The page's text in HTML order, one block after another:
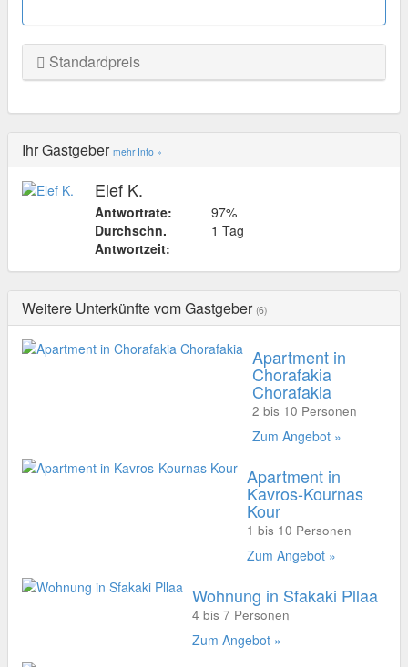
Standardpreis
Ihr Gastgeber mehr Info »
Elef K.
Antwortrate:
97%
Durchschn.
Antwortzeit:
1 Tag
Weitere Unterkünfte vom Gastgeber (6)
Apartment in
Chorafakia
Chorafakia
2 bis 10 Personen
Zum Angebot »
Apartment in
Kavros-Kournas
Kour
1 bis 10 Personen
Zum Angebot »
Wohnung in Sfakaki Pllaa
4 bis 7 Personen
Zum Angebot »